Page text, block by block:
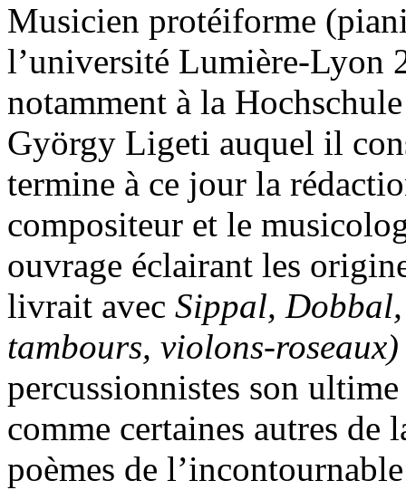
Musicien protéiforme
l’université Lumière-Lyon
notamment à la
György Ligeti auquel il
termine à ce jour la
compositeur et le
ouvrage éclairant les
livrait avec Sippal,
tambours, violons-roseaux)
percussionnistes son
comme certaines autres de
poèmes de